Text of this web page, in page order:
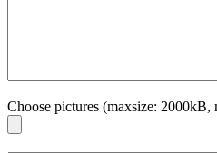
Мінеральні
Choose pictures (maxsize: 2000kB,